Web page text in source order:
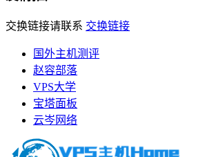
交换链接请联系 交换链接
国外主机测评
赵容部落
VPS大学
宝塔面板
云岑网络